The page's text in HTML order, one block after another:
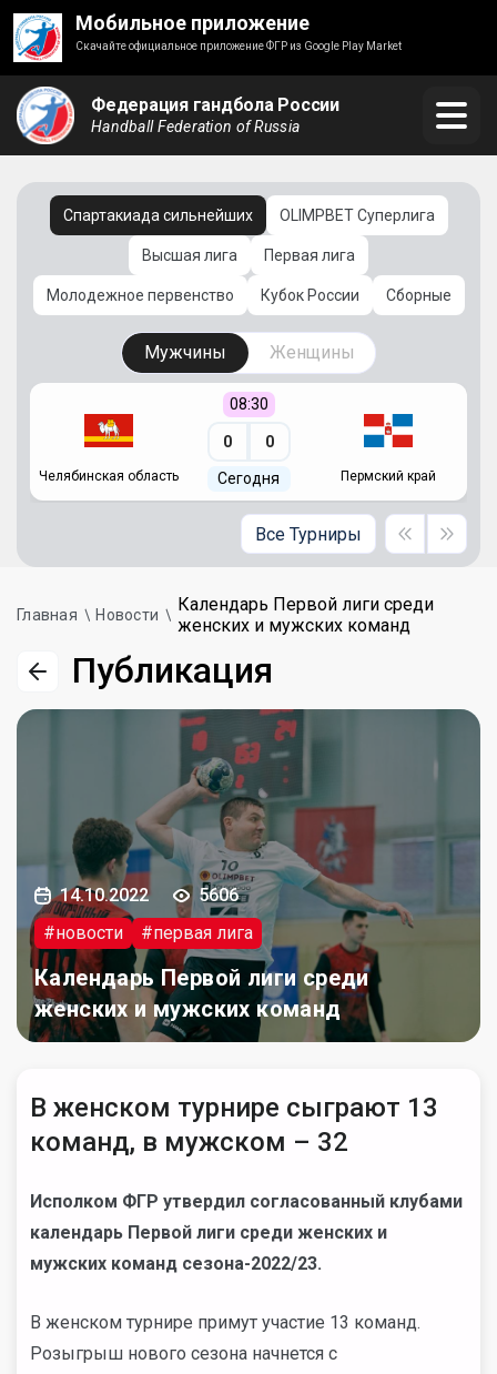
Мобильное приложение
Скачайте официальное приложение ФГР из Google Play Market
Федерация гандбола России
Handball Federation of Russia
Спартакиада сильнейших OLIMPBET Суперлига
Высшая лига Первая лига
Молодежное первенство Кубок России Сборные
Мужчины Женщины
Челябинская область
08:30
0 0
Сегодня Пермский край
Все Турниры
Главная Новости
Календарь Первой лиги среди
женских и мужских команд
Публикация
14.10.2022
5606
#новости
#первая лига
Календарь Первой лиги среди
женских и мужских команд
В женском турнире сыграют 13
команд, в мужском – 32
Исполком ФГР утвердил согласованный клубами
календарь Первой лиги среди женских и
мужских команд сезона-2022/23.
В женском турнире примут участие 13 команд.
Розыгрыш нового сезона начнется с